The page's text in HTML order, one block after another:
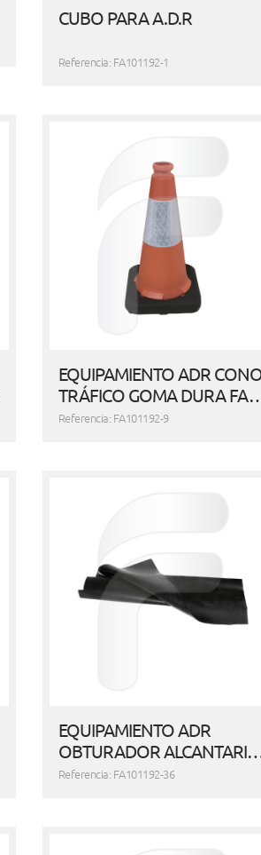
CUBO PARA A.D.R
Referencia: FA101192-1
EQUIPAMIENTO ADR
TRÁFICO GOMA DURA
Referencia: FA101192-9
EQUIPAMIENTO ADR
OBTURADOR
Referencia: FA101192-36